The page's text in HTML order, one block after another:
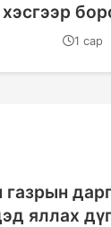
хэсгээр
1 сар
яллах